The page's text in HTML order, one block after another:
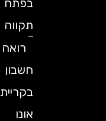
תקווה
רואה
חשבון
בקריית